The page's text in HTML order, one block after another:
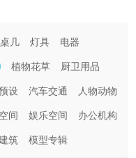
桌几 灯具 电器
植物花草 厨卫用品
设 汽车交通 人物动物
间 娱乐空间 办公机构
筑 模型专辑